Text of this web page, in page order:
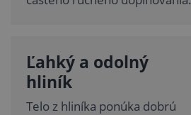
Ľahký a odolný
hliník
Telo z hliníka ponúka dobrú